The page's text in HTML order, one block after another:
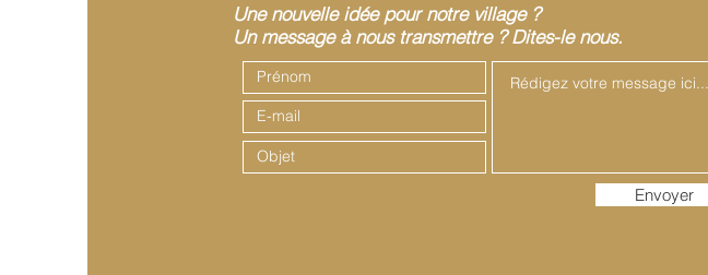
Une nouvelle idée pour notre village ?
Un message à nous transmettre ? Dites-le nous.
Envoyer